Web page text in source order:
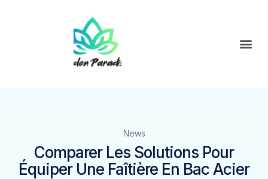
News
Comparer Les Solutions Pour
Équiper Une Faîtière En Bac Acier